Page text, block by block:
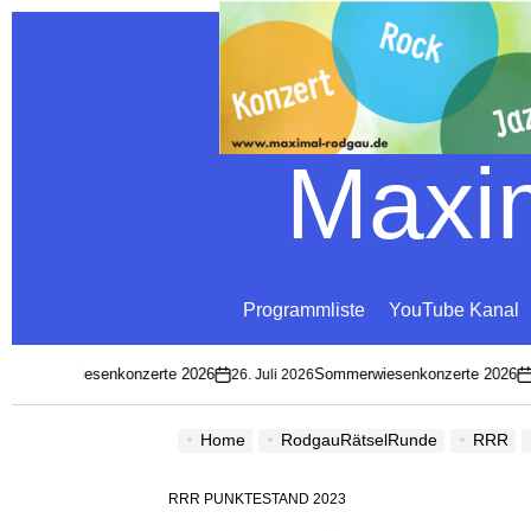
Programmliste YouTube Kanal
2026on
26. Juli 2026Sommerwiesenkonzerte 2026on
Home RodgauRätselRunde RRR
POSTED
RRR PUNKTESTAND 2023